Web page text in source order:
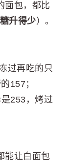
面包，都比
升得少）。
过再吃的只
157；
253，烤过
能让白面包